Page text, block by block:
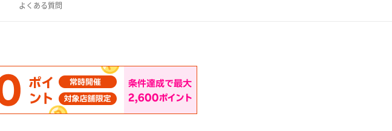
よくある質問